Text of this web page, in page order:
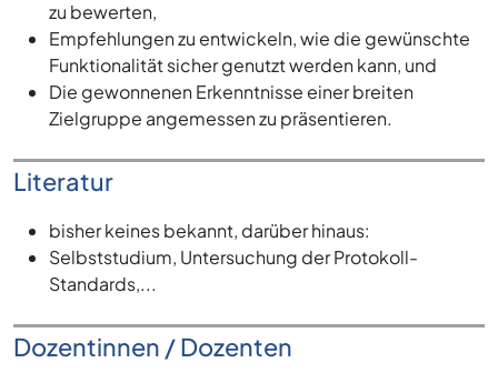
zu bewerten,
Empfehlungen zu entwickeln, wie die gewünschte
Funktionalität sicher genutzt werden kann, und
Die gewonnenen Erkenntnisse einer breiten
Zielgruppe angemessen zu präsentieren.
Literatur
bisher keines bekannt, darüber hinaus:
Selbststudium, Untersuchung der Protokoll-
Standards,...
Dozentinnen / Dozenten